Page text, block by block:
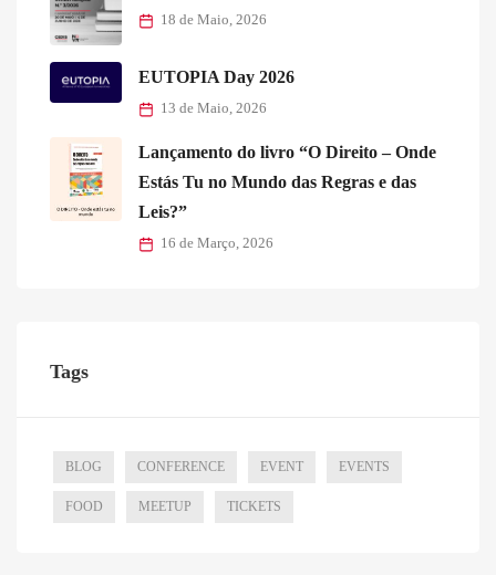
18 de Maio, 2026
EUTOPIA Day 2026
13 de Maio, 2026
Lançamento do livro “O Direito – Onde
Estás Tu no Mundo das Regras e das
Leis?”
16 de Março, 2026
Tags
BLOG CONFERENCE EVENT EVENTS
FOOD MEETUP TICKETS